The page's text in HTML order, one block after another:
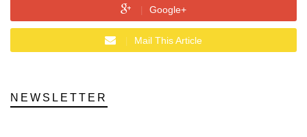
Google+
Mail This Article
NEWSLETTER